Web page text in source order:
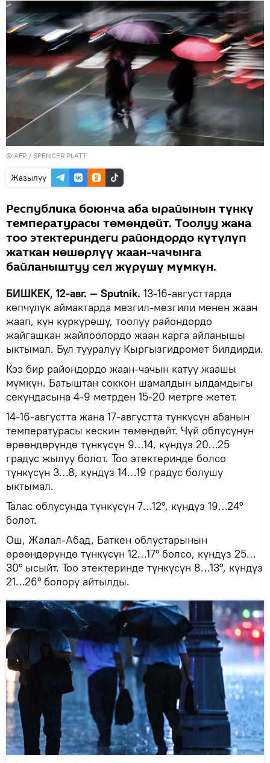
© AFP / SPENCER PLATT
Жазылуу
Республика боюнча аба ырайынын түнкү
температурасы төмөндөйт. Тоолуу жана
тоо этектериндеги райондордо күтүлүп
жаткан нөшөрлүү жаан-чачынга
байланыштуу сел жүрүшү мүмкүн.
БИШКЕК, 12-авг. — Sputnik. 13-16-августтарда
көпчүлүк аймактарда мезгил-мезгили менен жаан
жаап, күн күркүрөшү, тоолуу райондордо
жайгашкан жайлоолордо жаан карга айланышы
ыктымал. Бул тууралуу Кыргызгидромет билдирди.
Кээ бир райондордо жаан-чачын катуу жаашы
мүмкүн. Батыштан соккон шамалдын ылдамдыгы
секундасына 4-9 метрден 15-20 метрге жетет.
14-16-августта жана 17-августта тункүсүн абанын
температурасы кескин төмөндөйт. Чүй облусунун
өрөөндөрүндө түнкүсүн 9…14, күндүз 20…25
градус жылуу болот. Тоо этектеринде болсо
түнкүсүн 3…8, күндүз 14…19 градус болушу
ыктымал.
Талас облусунда түнкүсүн 7…12°, күндүз 19…24°
болот.
Ош, Жалал-Абад, Баткен облустарынын
өрөөндөрүндө түнкүсүн 12…17° болсо, күндүз 25…
30° ысыйт. Тоо этектеринде түнкүсүн 8…13°, күндүз
21…26° болору айтылды.